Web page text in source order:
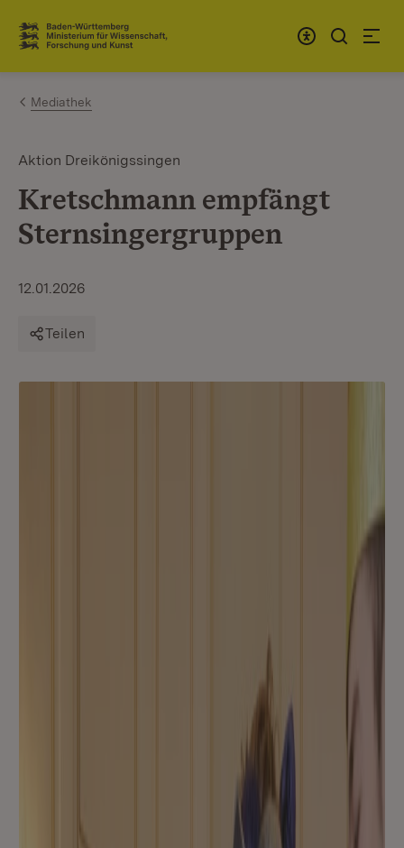
Zum Inhalt springen
Link zur Startseite
Mediathek
Aktion Dreikönigssingen
Kretschmann empfängt
Sternsingergruppen
12.01.2026
Teilen